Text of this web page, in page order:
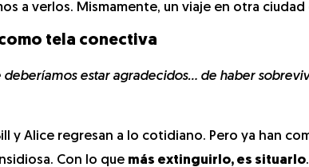
a verlos. Mismamente, un viaje en otra
tela conectiva
deberíamos estar agradecidos… de haber
y Alice regresan a lo cotidiano. Pero ya han
Con lo que más extinguirlo, es situarlo